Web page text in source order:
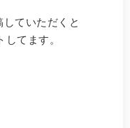
ていただくと
てます。